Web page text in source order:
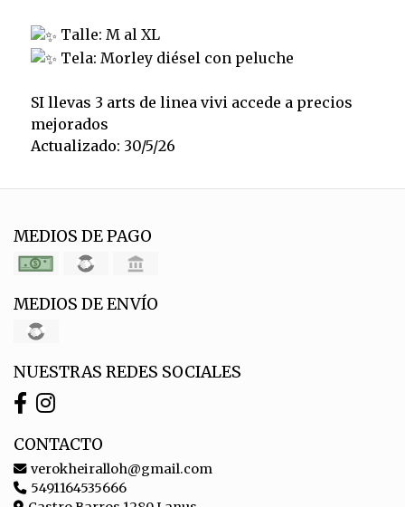
Talle: M al XL
Tela: Morley diésel con peluche
SI llevas 3 arts de linea vivi accede a precios
mejorados
Actualizado: 30/5/26
MEDIOS DE PAGO
MEDIOS DE ENVÍO
NUESTRAS REDES SOCIALES
CONTACTO
verokheiralloh@gmail.com
5491164535666